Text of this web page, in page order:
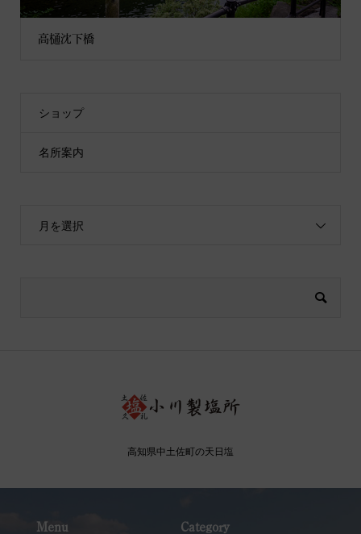
高樋沈下橋
ショップ
名所案内
月を選択
高知県中土佐町の天日塩
Menu Category